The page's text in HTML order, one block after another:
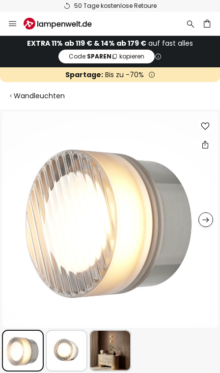
50 Tage kostenlose Retoure
Inhalt
springenEXTRA 11% ab 119 € & 14% ab 179 € auf fast alles
Code:SPAREN kopieren
Spartage:Bis zu -70%
Wandleuchten